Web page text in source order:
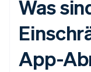
Was
App-